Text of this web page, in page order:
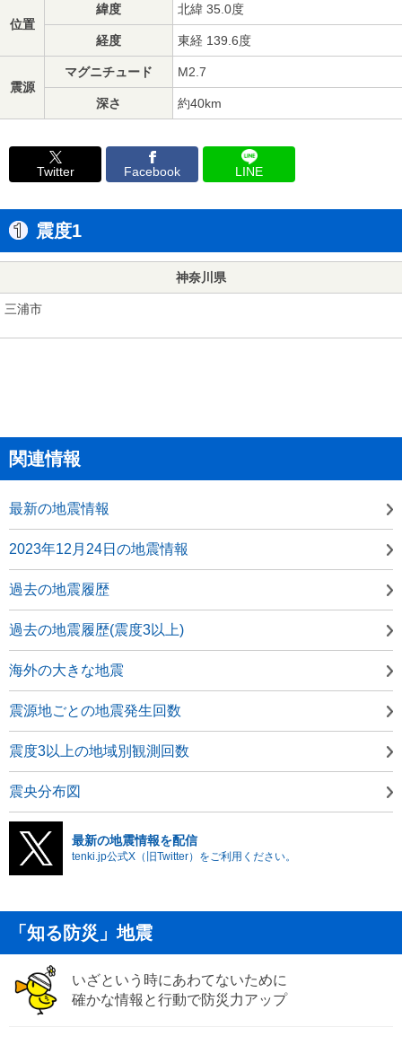
位置
緯度 北緯 35.0度
経度 東経 139.6度
震源
マグニチュード M2.7
深さ 約40km
Twitter Facebook LINE
震度1
神奈川県
三浦市
関連情報
最新の地震情報
2023年12月24日の地震情報
過去の地震履歴
過去の地震履歴(震度3以上)
海外の大きな地震
震源地ごとの地震発生回数
震度3以上の地域別観測回数
震央分布図
最新の地震情報を配信
tenki.jp公式X（旧Twitter）をご利用ください。
「知る防災」地震
いざという時にあわてないために
確かな情報と行動で防災力アップ